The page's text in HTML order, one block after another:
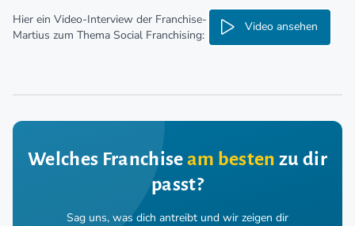
Hier ein Video-Interview der Franchise-Expertin Mag. Waltraud
Martius zum Thema Social Franchising:
Video ansehen
Welches Franchiseam besten zu dir
passt?
Sag uns, was dich antreibt und wir zeigen dir